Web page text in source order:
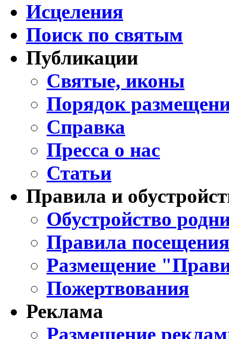
Исцеления
Поиск по святым
Публикации
Святые, иконы
Порядок
Справка
Пресса о нас
Статьи
Правила и
Обустройство
Правила
Размещение
Пожертвования
Реклама
Размещение